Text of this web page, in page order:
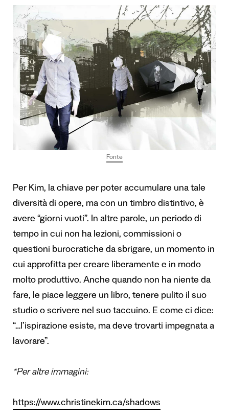
Fonte
Per Kim, la chiave per poter accumulare una tale
diversità di opere, ma con un timbro distintivo, è
avere “giorni vuoti”. In altre parole, un periodo di
tempo in cui non ha lezioni, commissioni o
questioni burocratiche da sbrigare, un momento in
cui approfitta per creare liberamente e in modo
molto produttivo. Anche quando non ha niente da
fare, le piace leggere un libro, tenere pulito il suo
studio o scrivere nel suo taccuino. E come ci dice:
“…l’ispirazione esiste, ma deve trovarti impegnata a
lavorare”.
*Per altre immagini:
https://www.christinekim.ca/shadows